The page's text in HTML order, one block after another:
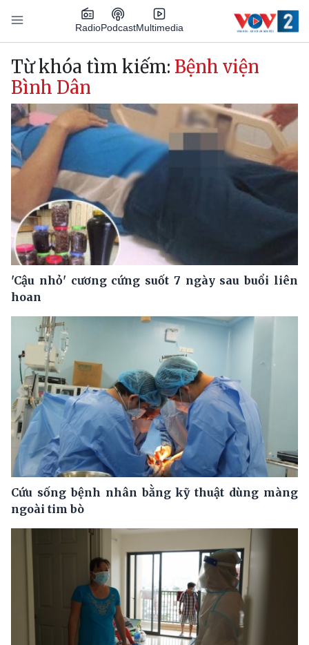
Nhảy đến nội dung
RadioPodcastMultimedia
Main navigation
Từ khóa tìm kiếm: Bệnh viện
Bình Dân
'Cậu nhỏ' cương cứng suốt 7 ngày sau buổi liên
hoan
Cứu sống bệnh nhân bằng kỹ thuật dùng màng
ngoài tim bò